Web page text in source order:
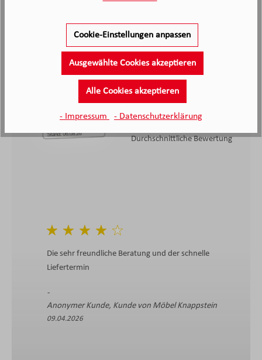
Stand: 06.08.26
4.4/5.0
2.138
bewertet
4.4
Durchschnittliche Bewertung
Die sehr freundliche Beratung und der schnelle
Liefertermin
Anonymer Kunde, Kunde von Möbel Knappstein
09.04.2026
Cookie-Einstellungen anpassen
Ausgewählte Cookies akzeptieren
Alle Cookies akzeptieren
- Impressum - Datenschutzerklärung